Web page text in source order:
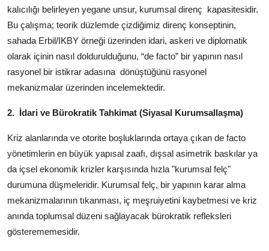
kalıcılığı belirleyen yegane unsur, kurumsal direnç kapasitesidir.
Bu çalışma; teorik düzlemde çizdiğimiz direnç konseptinin,
sahada Erbil/IKBY örneği üzerinden idari, askeri ve diplomatik
olarak içinin nasıl doldurulduğunu, “de facto” bir yapının nasıl
rasyonel bir istikrar adasına dönüştüğünü rasyonel
mekanizmalar üzerinden incelemektedir.
2. İdari ve Bürokratik Tahkimat (Siyasal Kurumsallaşma)
Kriz alanlarında ve otorite boşluklarında ortaya çıkan de facto
yönetimlerin en büyük yapısal zaafı, dışsal asimetrik baskılar ya
da içsel ekonomik krizler karşısında hızla "kurumsal felç"
durumuna düşmeleridir. Kurumsal felç, bir yapının karar alma
mekanizmalarının tıkanması, iç meşruiyetini kaybetmesi ve kriz
anında toplumsal düzeni sağlayacak bürokratik refleksleri
gösterememesidir.